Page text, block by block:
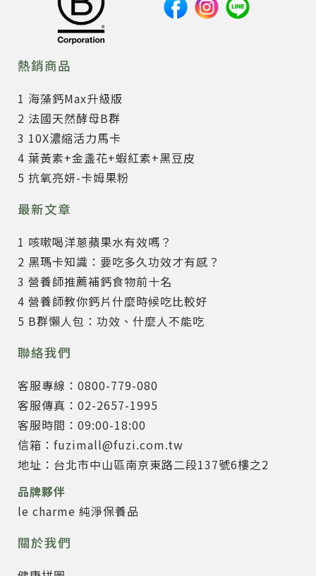
熱銷商品
1 海藻鈣Max升級版
2 法國天然酵母B群
3 10X濃縮活力馬卡
4 葉黃素+金盞花+蝦紅素+黑豆皮
5 抗氧亮妍-卡姆果粉
最新文章
1 咳嗽喝洋蔥蘋果水有效嗎？
2 黑瑪卡知識：要吃多久功效才有感？
3 營養師推薦補鈣食物前十名
4 營養師教你鈣片什麼時候吃比較好
5 B群懶人包：功效、什麼人不能吃
聯絡我們
客服專線：0800-779-080
客服傳真：02-2657-1995
客服時間：09:00-18:00
信箱：fuzimall@fuzi.com.tw
地址：台北市中山區南京東路二段137號6樓之2
品牌夥伴
le charme 純淨保養品
關於我們